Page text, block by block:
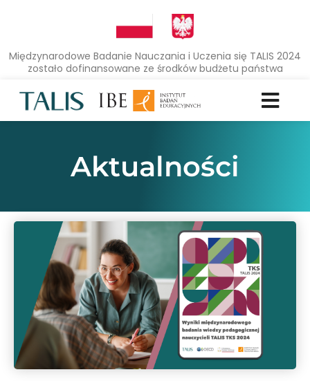
Międzynarodowe Badanie Nauczania i Uczenia się TALIS 2024
zostało dofinansowane ze środków budżetu państwa
Aktualności